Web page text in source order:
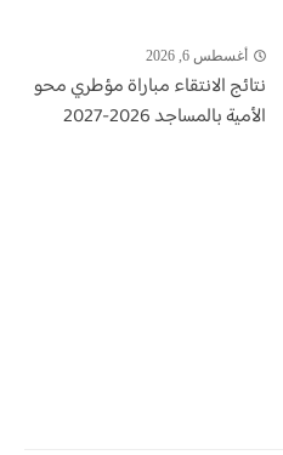
أغسطس 6, 2026
نتائج الانتقاء مباراة مؤطري محو
الأمية بالمساجد 2026-2027